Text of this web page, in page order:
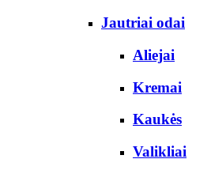
Jautriai odai
Aliejai
Kremai
Kaukės
Valikliai